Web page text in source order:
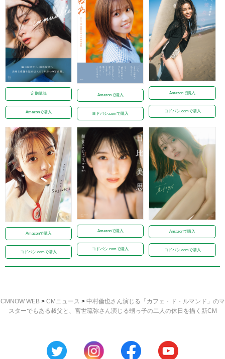
定期購読
Amazonで購入
Amazonで購入
ヨドバシ.comで購入
Amazonで購入
ヨドバシ.comで購入
Amazonで購入
ヨドバシ.comで購入
Amazonで購入
ヨドバシ.comで購入
Amazonで購入
ヨドバシ.comで購入
CMNOW WEB> CMニュース > 中村倫也さん演じる「カフェ・ド・ルマンド」のマ
スターでもある叔父と、宮世琉弥さん演じる甥っ子の二人の休日を描く新CM